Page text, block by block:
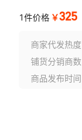
1件价格 ￥325
商家代发热度
铺货分销商数
商品发布时间